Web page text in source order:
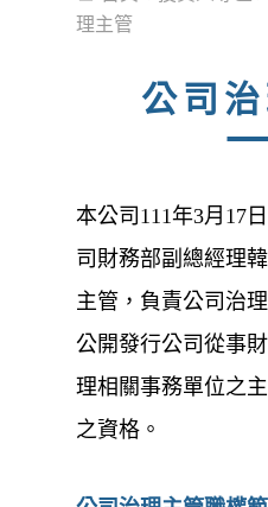
理主管
公司
本公司111年3月17
司財務部副總經理
主管，負責公司治
公開發行公司從事
理相關事務單位之
之資格。